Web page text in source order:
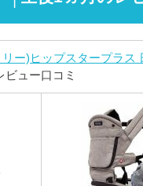
ー)ヒップスタープラス
ビュー口コミ